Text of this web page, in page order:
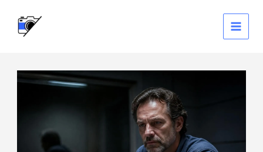
contenu